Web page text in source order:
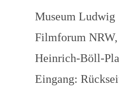
Museum Ludwig
Filmforum
Heinrich-Böll-
Eingang: